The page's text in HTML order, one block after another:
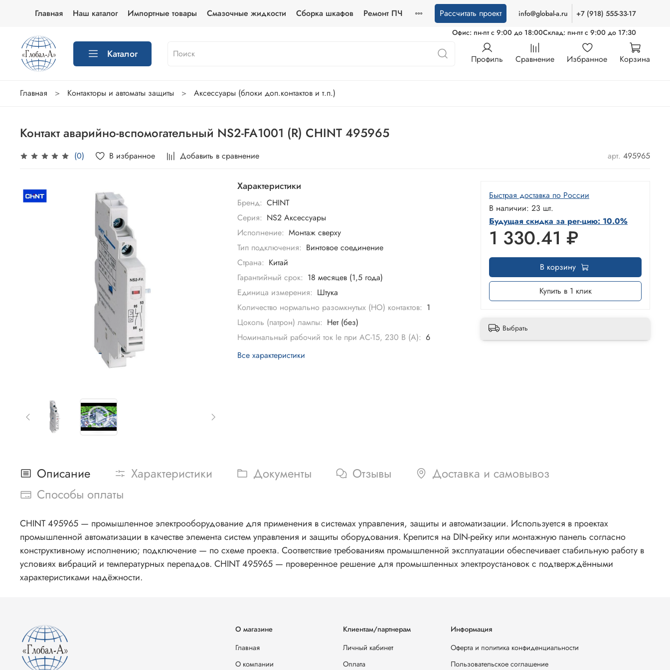
Главная Наш каталог Импортные товары Смазочные жидкости Сборка шкафов Ремонт ПЧ Рассчитать проект info@global-a.ru
+7 (918) 555-33-17
Офис: пн-пт с 9:00 до 18:00Склад: пн-пт с 9:00 до 17:30
Каталог Профиль Сравнение Избранное Корзина
Главная Контакторы и автоматы защиты Аксессуары (блоки доп.контактов и т.п.)
Контакт аварийно-вспомогательный NS2-FA1001 (R) CHINT 495965
(0) В избранное Добавить в сравнение арт. 495965
Характеристики
Бренд: CHINT
Серия: NS2 Аксессуары
Исполнение: Монтаж сверху
Тип подключения: Винтовое соединение
Страна: Китай
Гарантийный срок: 18 месяцев (1,5 года)
Единица измерения: Штука
Количество нормально разомкнутых (НО) контактов: 1
Цоколь (патрон) лампы: Нет (без)
Номинальный рабочий ток Ie при AC-15, 230 В (А): 6
Все характеристики
Быстрая доставка по России
В наличии: 23 шт.
Будущая скидка за рег-цию: 10.0%
1 330.41 ₽
В корзину
Купить в 1 клик
Выбрать
Описание Характеристики Документы Отзывы
Доставка и самовывоз
Способы оплаты
CHINT 495965 — промышленное электрооборудование для применения в системах управления, защиты и автоматизации. Используется в проектах
промышленной автоматизации в качестве элемента систем управления и защиты оборудования. Крепится на DIN-рейку или монтажную панель согласно
конструктивному исполнению; подключение — по схеме проекта. Соответствие требованиям промышленной эксплуатации обеспечивает стабильную работу в
условиях вибраций и температурных перепадов. CHINT 495965 — проверенное решение для промышленных электроустановок с подтверждёнными
характеристиками надёжности.
О магазине
Главная
О компании
Клиентам/партнерам
Личный кабинет
Оплата
Информация
Оферта и политика конфиденциальности
Пользовательское соглашение